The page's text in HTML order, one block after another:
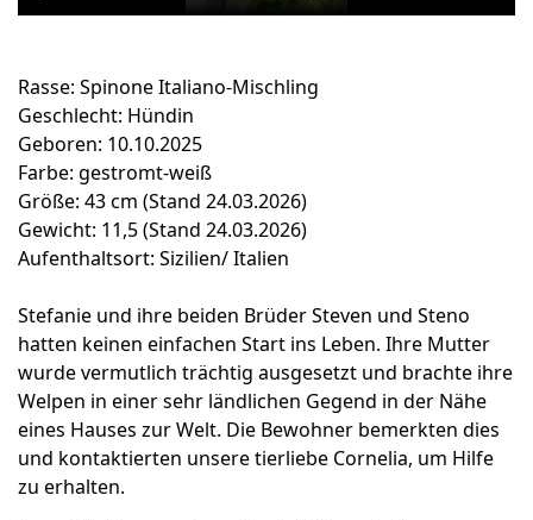
Rasse: Spinone Italiano-Mischling
Geschlecht: Hündin
Geboren: 10.10.2025
Farbe: gestromt-weiß
Größe: 43 cm (Stand 24.03.2026)
Gewicht: 11,5 (Stand 24.03.2026)
Aufenthaltsort: Sizilien/ Italien
Stefanie und ihre beiden Brüder Steven und Steno
hatten keinen einfachen Start ins Leben. Ihre Mutter
wurde vermutlich trächtig ausgesetzt und brachte ihre
Welpen in einer sehr ländlichen Gegend in der Nähe
eines Hauses zur Welt. Die Bewohner bemerkten dies
und kontaktierten unsere tierliebe Cornelia, um Hilfe
zu erhalten.